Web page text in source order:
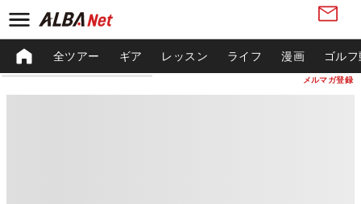
メルマガ登録
全ツアー ギア レッスン ライフ 漫画 ゴル